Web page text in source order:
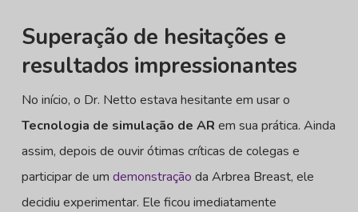
Superação de hesitações e
resultados impressionantes
No início, o Dr. Netto estava hesitante em usar o
Tecnologia de simulação de AR em sua prática. Ainda
assim, depois de ouvir ótimas críticas de colegas e
participar de um demonstração da Arbrea Breast, ele
decidiu experimentar. Ele ficou imediatamente